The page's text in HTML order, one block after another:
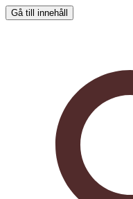
Gå till innehåll